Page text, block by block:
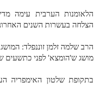
הלאומנות הערבית עימה
הצלחה בעשרות השנים
הרב שלמה זלמן זוננפלד:
מושג ש'הומצא' לפני כתשעים
בתקופת שלטון האימפריה